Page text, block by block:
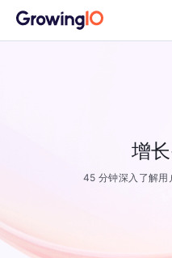
增
45 分钟深入了解用